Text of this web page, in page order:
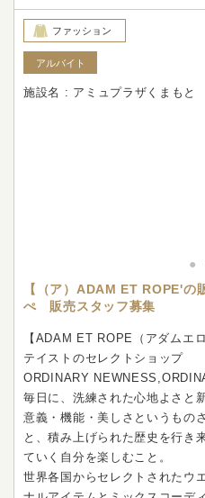
ファッション
アルバイト
施設名 : アミュプラザくまもと
【（ア）ADAM ET ROPE'の
ぺ 販売スタッフ募集
【ADAM ET ROPE（アダムエ
テイストのセレクトショップ
ORDINARY
毎日に、洗練された心地よさと
意義・機能・美しさというもの
と、積み上げられた歴史を行き
ていく自分を楽しむこと。
世界各国からセレクトされたウ